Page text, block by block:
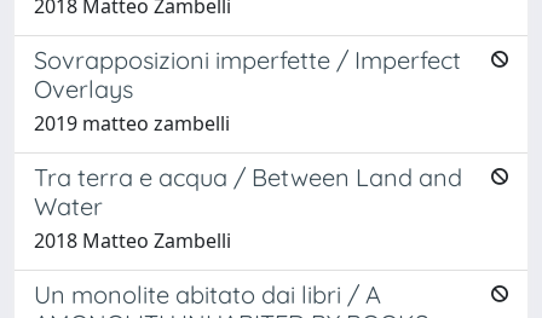
2018 Matteo Zambelli
Sovrapposizioni imperfette / Imperfect
Overlays
2019 matteo zambelli
Tra terra e acqua / Between Land and
Water
2018 Matteo Zambelli
Un monolite abitato dai libri / A